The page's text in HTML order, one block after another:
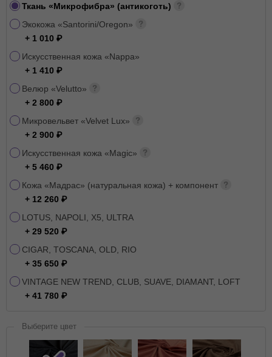
Ткань «Микрофибра» (антикоготь)
Экокожа «Santorini/Oregon»
+ 1 010
Искусственная кожа «Nappa»
+ 1 410
Велюр «Velutto»
+ 2 800
Микровельвет «Velvet Lux»
+ 2 900
Искусственная кожа «Magic»
+ 5 460
Кожа «Мадрас» (натуральная кожа) + компонент
+ 12 260
LOTUS, NAPOLI, X5, ULTRA
+ 29 520
CIGAR, TOSCANA, OLD, RIO
+ 35 650
VINTAGE NEW TREND, CLUB, SUAVE, DIAMANT, LOFT
+ 41 780
Выберите цвет